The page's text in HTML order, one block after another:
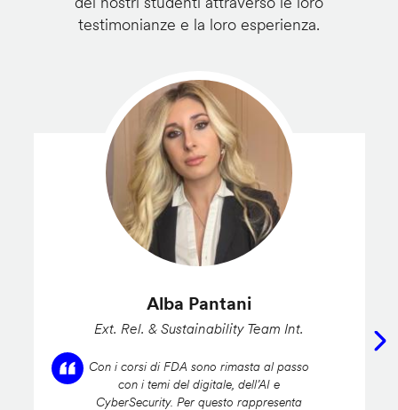
testimonianze e la loro esperienza.
Alba Pantani
Ext. Rel. & Sustainability Team Int.
Con i corsi di FDA sono rimasta al passo
con i temi del digitale, dell’AI e
CyberSecurity. Per questo rappresenta